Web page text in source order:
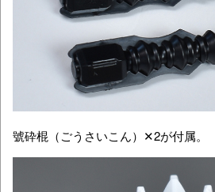
號砕棍（ごうさいこん）✕2が付属。